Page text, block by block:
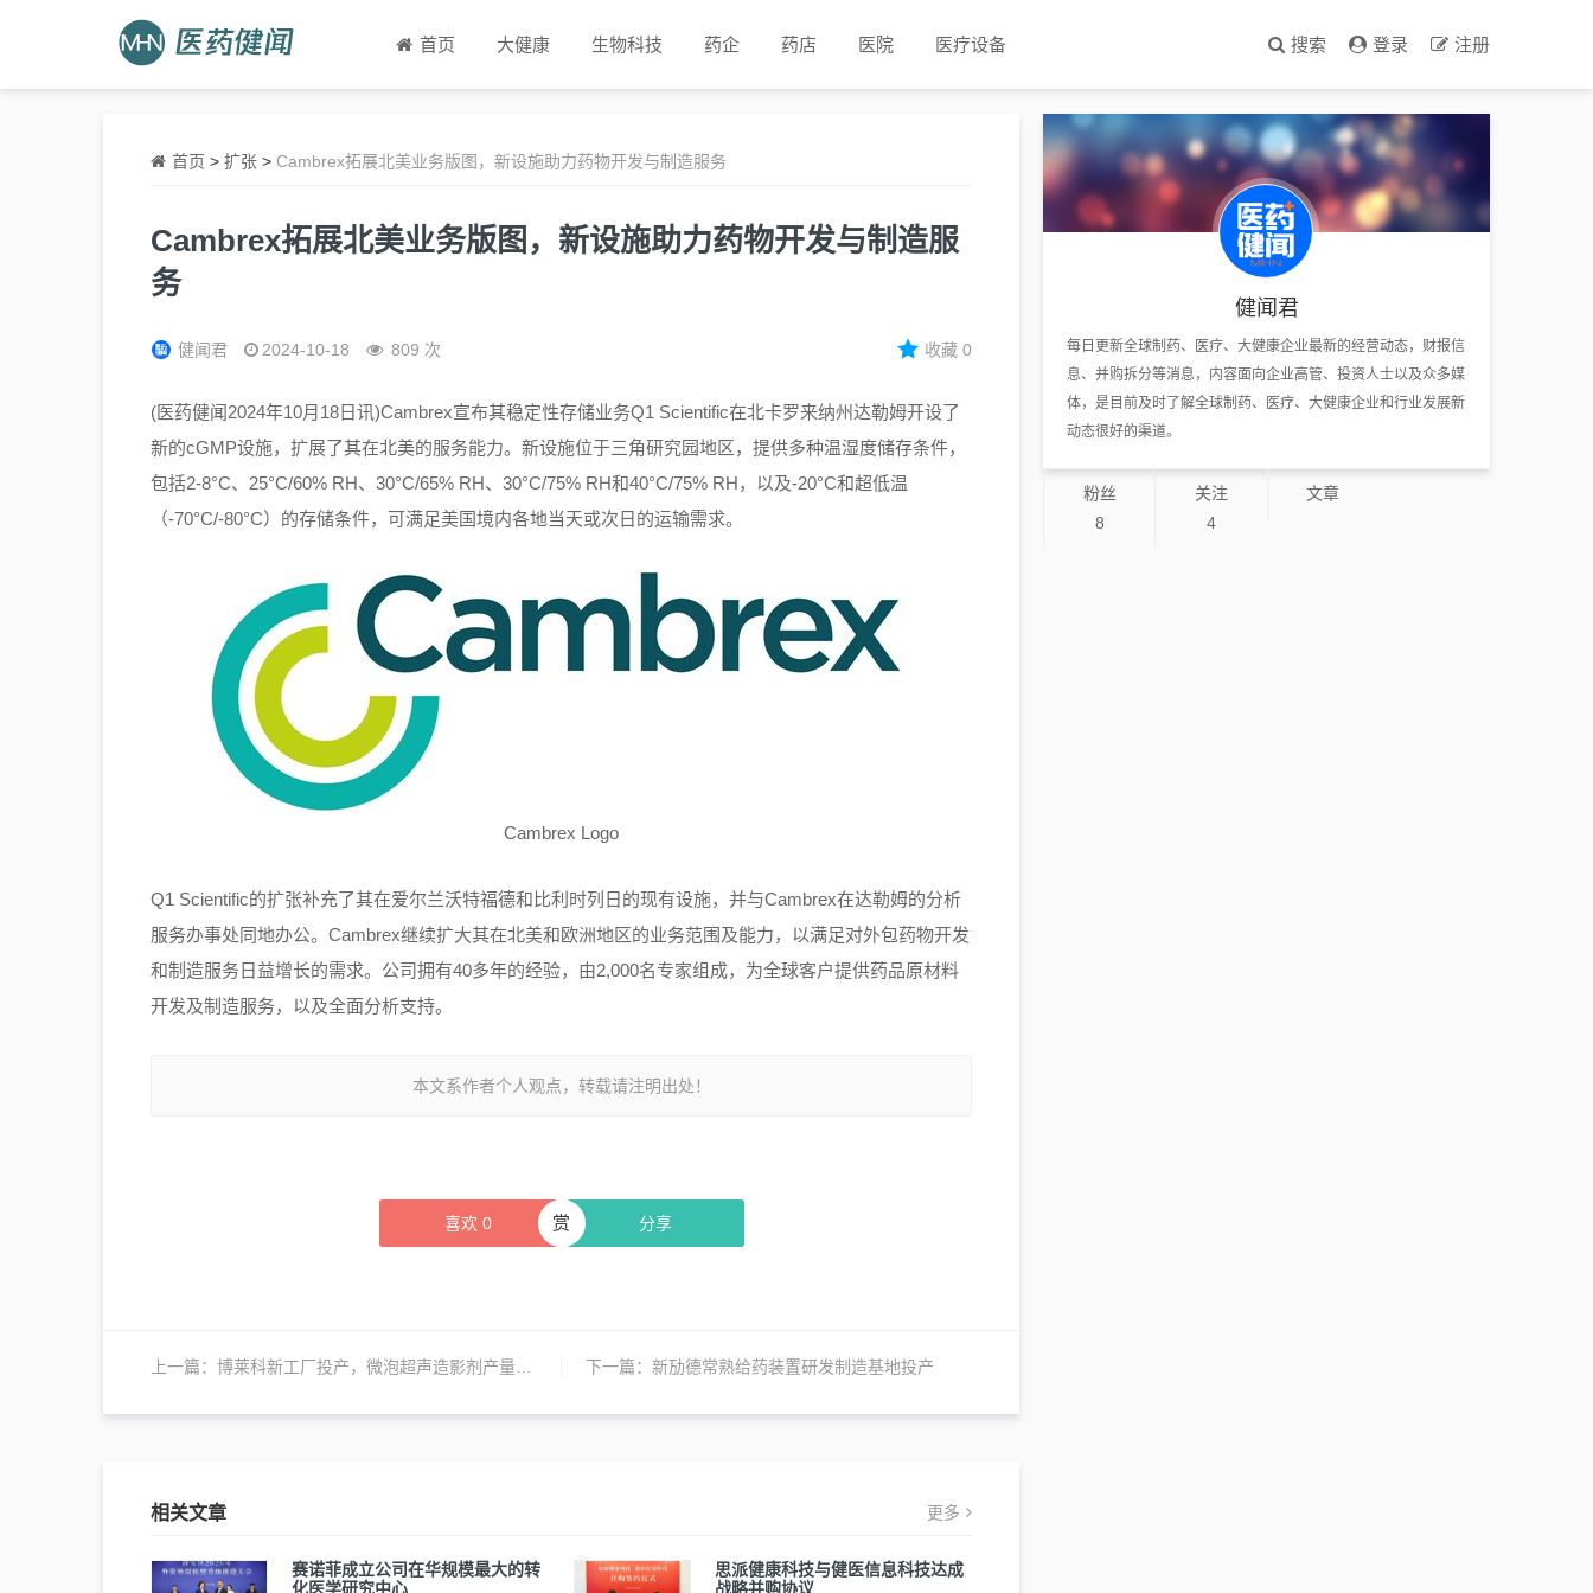
首页 大健康 生物科技 药企 药店 医院 医疗设备 搜索 登录 注册
首页 > 扩张 > Cambrex拓展北美业务版图，新设施助力药物开发与制造服务
Cambrex拓展北美业务版图，新设施助力药物开发与制造服
务
健闻君 2024-10-18 809 次 收藏0
(医药健闻2024年10月18日讯)Cambrex宣布其稳定性存储业务Q1 Scientific在北卡罗来纳州达勒姆开设了
新的cGMP设施，扩展了其在北美的服务能力。新设施位于三角研究园地区，提供多种温湿度储存条件，
包括2-8°C、25°C/60% RH、30°C/65% RH、30°C/75% RH和40°C/75% RH，以及-20°C和超低温
（-70°C/-80°C）的存储条件，可满足美国境内各地当天或次日的运输需求。
Cambrex Logo
Q1 Scientific的扩张补充了其在爱尔兰沃特福德和比利时列日的现有设施，并与Cambrex在达勒姆的分析
服务办事处同地办公。Cambrex继续扩大其在北美和欧洲地区的业务范围及能力，以满足对外包药物开发
和制造服务日益增长的需求。公司拥有40多年的经验，由2,000名专家组成，为全球客户提供药品原材料
开发及制造服务，以及全面分析支持。
本文系作者个人观点，转载请注明出处！
喜欢 0 分享
赏
上一篇： 博莱科新工厂投产，微泡超声造影剂产量翻倍 下一篇： 新劢德常熟给药装置研发制造基地投产
相关文章 更多
赛诺菲成立公司在华规模最大的转
化医学研究中心
思派健康科技与健医信息科技达成
战略并购协议
健闻君
每日更新全球制药、医疗、大健康企业最新的经营动态，财报信
息、并购拆分等消息，内容面向企业高管、投资人士以及众多媒
体，是目前及时了解全球制药、医疗、大健康企业和行业发展新
动态很好的渠道。
粉丝
8
关注
4
文章